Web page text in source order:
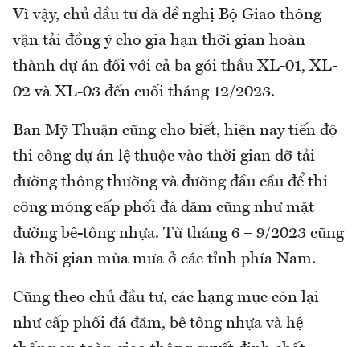
Vì vậy, chủ đầu tư đã đề nghị Bộ Giao thông
vận tải đồng ý cho gia hạn thời gian hoàn
thành dự án đối với cả ba gói thầu XL-01, XL-
02 và XL-03 đến cuối tháng 12/2023.
Ban Mỹ Thuận cũng cho biết, hiện nay tiến độ
thi công dự án lệ thuộc vào thời gian dỡ tải
đường thông thường và đường đầu cầu để thi
công móng cấp phối đá dăm cũng như mặt
đường bê-tông nhựa. Từ tháng 6 – 9/2023 cũng
là thời gian mùa mưa ở các tỉnh phía Nam.
Cũng theo chủ đầu tư, các hạng mục còn lại
như cấp phối đá đăm, bê tông nhựa và hệ